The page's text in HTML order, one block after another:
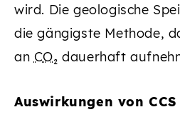
wird. Die geologische
die gängigste Methode,
an CO₂ dauerhaft
Auswirkungen von CCS